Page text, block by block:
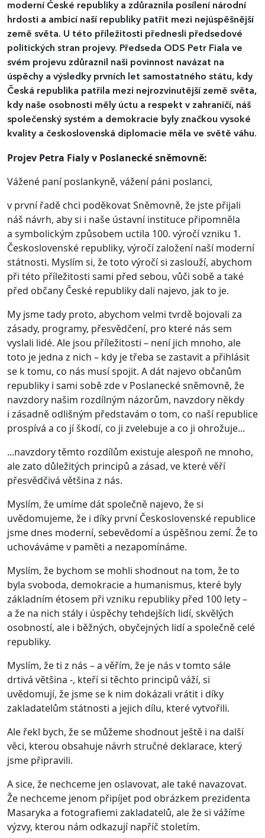
moderní České republiky a zdůraznila posílení národní
hrdosti a ambicí naší republiky patřit mezi nejúspěšnější
země světa. U této příležitosti přednesli předsedové
politických stran projevy. Předseda ODS Petr Fiala ve
svém projevu zdůraznil naši povinnost navázat na
úspěchy a výsledky prvních let samostatného státu, kdy
Česká republika patřila mezi nejrozvinutější země světa,
kdy naše osobnosti měly úctu a respekt v zahraničí, náš
společenský systém a demokracie byly značkou vysoké
kvality a československá diplomacie měla ve světě váhu.
Projev Petra Fialy v Poslanecké sněmovně:
Vážené paní poslankyně, vážení páni poslanci,
v první řadě chci poděkovat Sněmovně, že jste přijali
náš návrh, aby si i naše ústavní instituce připomněla
a symbolickým způsobem uctila 100. výročí vzniku 1.
Československé republiky, výročí založení naší moderní
státnosti. Myslím si, že toto výročí si zaslouží, abychom
při této příležitosti sami před sebou, vůči sobě a také
před občany České republiky dali najevo, jak to je.
My jsme tady proto, abychom velmi tvrdě bojovali za
zásady, programy, přesvědčení, pro které nás sem
vyslali lidé. Ale jsou příležitosti – není jich mnoho, ale
toto je jedna z nich – kdy je třeba se zastavit a přihlásit
se k tomu, co nás musí spojit. A dát najevo občanům
republiky i sami sobě zde v Poslanecké sněmovně, že
navzdory našim rozdílným názorům, navzdory někdy
i zásadně odlišným představám o tom, co naší republice
prospívá a co jí škodí, co ji zvelebuje a co ji ohrožuje...
...navzdory těmto rozdílům existuje alespoň ne mnoho,
ale zato důležitých principů a zásad, ve které věří
přesvědčivá většina z nás.
Myslím, že umíme dát společně najevo, že si
uvědomujeme, že i díky první Československé republice
jsme dnes moderní, sebevědomí a úspěšnou zemí. Že to
uchováváme v paměti a nezapomínáme.
Myslím, že bychom se mohli shodnout na tom, že to
byla svoboda, demokracie a humanismus, které byly
základním étosem při vzniku republiky před 100 lety –
a že na nich stály i úspěchy tehdejších lidí, skvělých
osobností, ale i běžných, obyčejných lidí a společně celé
republiky.
Myslím, že ti z nás – a věřím, že je nás v tomto sále
drtivá většina -, kteří si těchto principů váží, si
uvědomují, že jsme se k nim dokázali vrátit i díky
zakladatelům státnosti a jejich dílu, které vytvořili.
Ale řekl bych, že se můžeme shodnout ještě i na další
věci, kterou obsahuje návrh stručné deklarace, který
jsme připravili.
A sice, že nechceme jen oslavovat, ale také navazovat.
Že nechceme jenom připíjet pod obrázkem prezidenta
Masaryka a fotografiemi zakladatelů, ale že si vážíme
výzvy, kterou nám odkazují napříč stoletím.